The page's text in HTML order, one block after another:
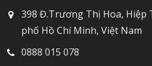
398 Đ.Trương Thị Hoa, Hiệp
phố Hồ Chí Minh, Việt Nam
0888 015 078